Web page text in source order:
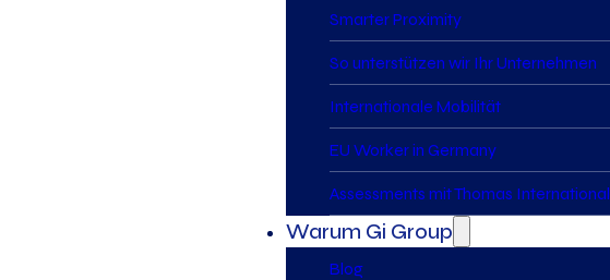
Smarter Proximity
So unterstützen wir Ihr Unternehmen
Internationale Mobilität
EU Worker in Germany
Assessments mit Thomas International
Warum Gi Group
Blog